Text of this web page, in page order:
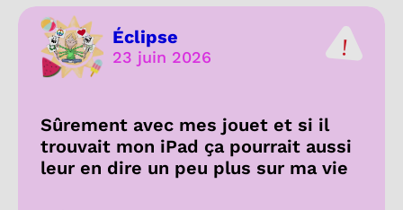
Éclipse
23 juin 2026
Sûrement avec mes jouet et si il
trouvait mon iPad ça pourrait aussi
leur en dire un peu plus sur ma vie